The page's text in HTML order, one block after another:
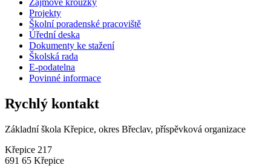
Zájmové kroužky
Projekty
Školní poradenské pracoviště
Úřední deska
Dokumenty ke stažení
Školská rada
E-podatelna
Povinné informace
Rychlý kontakt
Základní škola Křepice, okres Břeclav, příspěvková organizace
Křepice 217
691 65 Křepice